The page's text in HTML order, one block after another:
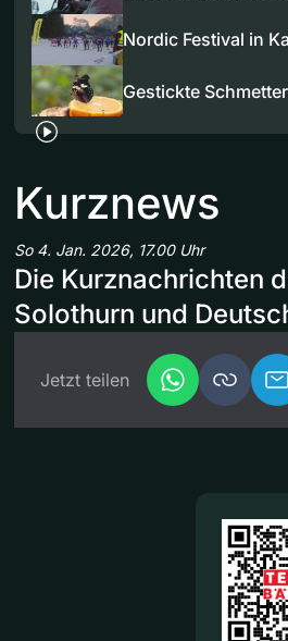
Nordic Festival in
Gestickte
Kurznews
So 4. Jan. 2026, 17.00 Uhr
Die Kurznachrichten
Solothurn und
Jetzt teilen